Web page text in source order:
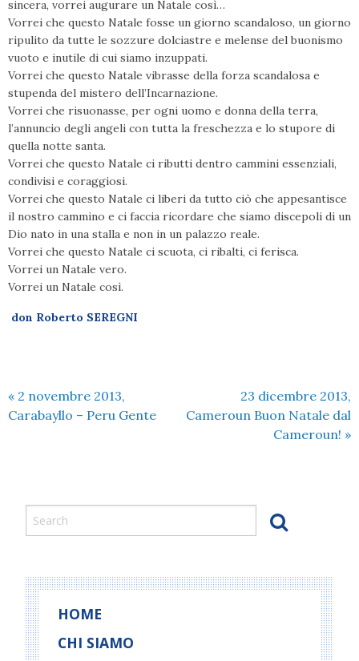
sincera, vorrei augurare un Natale così…
Vorrei che questo Natale fosse un giorno scandaloso, un giorno
ripulito da tutte le sozzure dolciastre e melense del buonismo
vuoto e inutile di cui siamo inzuppati.
Vorrei che questo Natale vibrasse della forza scandalosa e
stupenda del mistero dell’Incarnazione.
Vorrei che risuonasse, per ogni uomo e donna della terra,
l’annuncio degli angeli con tutta la freschezza e lo stupore di
quella notte santa.
Vorrei che questo Natale ci ributti dentro cammini essenziali,
condivisi e coraggiosi.
Vorrei che questo Natale ci liberi da tutto ciò che appesantisce
il nostro cammino e ci faccia ricordare che siamo discepoli di un
Dio nato in una stalla e non in un palazzo reale.
Vorrei che questo Natale ci scuota, ci ribalti, ci ferisca.
Vorrei un Natale vero.
Vorrei un Natale così.
don Roberto SEREGNI
« 2 novembre 2013,
Carabayllo – Peru Gente
23 dicembre 2013,
Cameroun Buon Natale dal
Cameroun! »
HOME
CHI SIAMO